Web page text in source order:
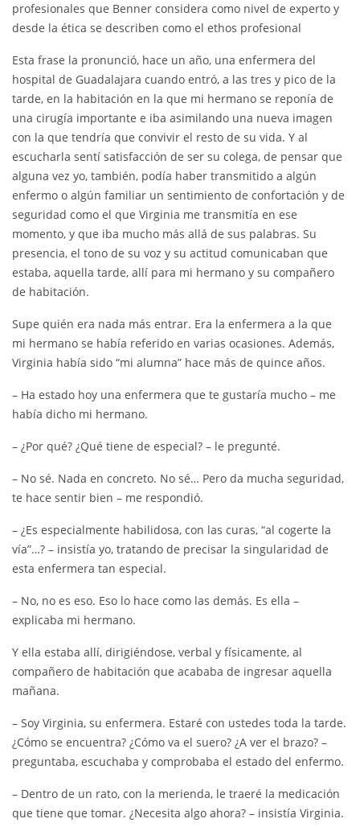
profesionales que Benner considera como nivel de experto y
desde la ética se describen como el ethos profesional
Esta frase la pronunció, hace un año, una enfermera del
hospital de Guadalajara cuando entró, a las tres y pico de la
tarde, en la habitación en la que mi hermano se reponía de
una cirugía importante e iba asimilando una nueva imagen
con la que tendría que convivir el resto de su vida. Y al
escucharla sentí satisfacción de ser su colega, de pensar que
alguna vez yo, también, podía haber transmitido a algún
enfermo o algún familiar un sentimiento de confortación y de
seguridad como el que Virginia me transmitía en ese
momento, y que iba mucho más allá de sus palabras. Su
presencia, el tono de su voz y su actitud comunicaban que
estaba, aquella tarde, allí para mi hermano y su compañero
de habitación.
Supe quién era nada más entrar. Era la enfermera a la que
mi hermano se había referido en varias ocasiones. Además,
Virginia había sido “mi alumna” hace más de quince años.
– Ha estado hoy una enfermera que te gustaría mucho – me
había dicho mi hermano.
– ¿Por qué? ¿Qué tiene de especial? – le pregunté.
– No sé. Nada en concreto. No sé… Pero da mucha seguridad,
te hace sentir bien – me respondió.
– ¿Es especialmente habilidosa, con las curas, “al cogerte la
vía”…? – insistía yo, tratando de precisar la singularidad de
esta enfermera tan especial.
– No, no es eso. Eso lo hace como las demás. Es ella –
explicaba mi hermano.
Y ella estaba allí, dirigiéndose, verbal y físicamente, al
compañero de habitación que acababa de ingresar aquella
mañana.
– Soy Virginia, su enfermera. Estaré con ustedes toda la tarde.
¿Cómo se encuentra? ¿Cómo va el suero? ¿A ver el brazo? –
preguntaba, escuchaba y comprobaba el estado del enfermo.
– Dentro de un rato, con la merienda, le traeré la medicación
que tiene que tomar. ¿Necesita algo ahora? – insistía Virginia.